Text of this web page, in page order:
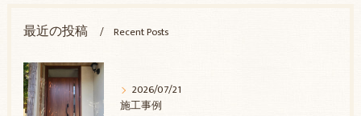
最近の投稿 Recent Posts
2026/07/21
施工事例